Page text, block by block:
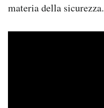
materia della sicurezza.